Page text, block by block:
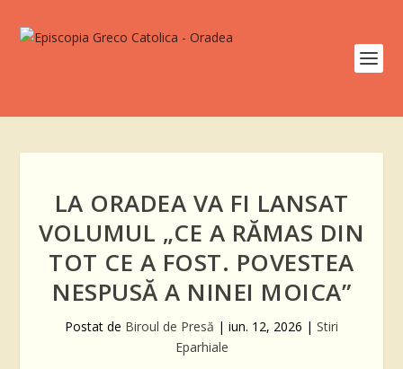
LA ORADEA VA FI LANSAT
VOLUMUL „CE A RĂMAS DIN
TOT CE A FOST. POVESTEA
NESPUSĂ A NINEI MOICA”
Postat de Biroul de Presă | iun. 12, 2026 | Stiri
Eparhiale